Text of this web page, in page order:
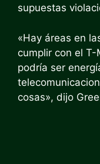
supuestas
«Hay áreas en
cumplir con el T-
podría ser
cosas», dijo